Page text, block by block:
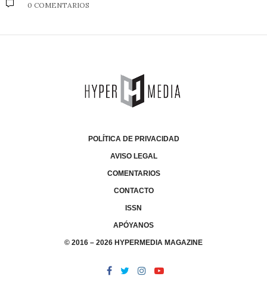
0 COMENTARIOS
POLÍTICA DE PRIVACIDAD
AVISO LEGAL
COMENTARIOS
CONTACTO
ISSN
APÓYANOS
© 2016 – 2026 HYPERMEDIA MAGAZINE